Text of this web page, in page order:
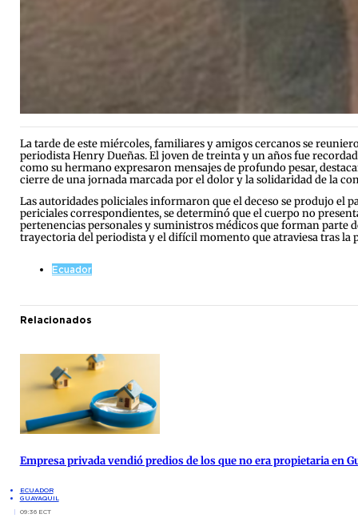
La tarde de este miércoles, familiares y amigos cercanos se
periodista Henry Dueñas. El joven de treinta y un años fue
como su hermano expresaron mensajes de profundo pesar,
cierre de una jornada marcada por el dolor y la solidaridad de la
Las autoridades policiales informaron que el deceso se produjo el
periciales correspondientes, se determinó que el cuerpo no
pertenencias personales y suministros médicos que forman parte
trayectoria del periodista y el difícil momento que atraviesa tras la
Ecuador
Relacionados
Empresa privada vendió predios de los que no era propietaria en
ECUADOR
GUAYAQUIL
09:36 ECT